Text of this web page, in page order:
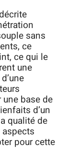
sans
ce
ce qui le
une
base de
d’un
qualité de
pour cette